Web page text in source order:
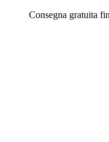
Consegna gratuita